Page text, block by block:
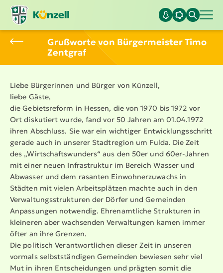
Grußworte von Bürger­meister Timo
Zentgraf
Liebe Bürgerinnen und Bürger von Künzell,
liebe Gäste,
die Gebiets­reform in Hessen, die von 1970 bis 1972 vor
Ort diskutiert wurde, fand vor 50 Jahren am 01.04.1972
ihren Abschluss. Sie war ein wichtiger Entwick­lungs­schritt
gerade auch in unserer Stadtregion um Fulda. Die Zeit
des „Wirtschafts­wunders“ aus den 50er und 60er-Jahren
mit einer neuen Infra­struktur im Bereich Wasser und
Abwasser und dem rasanten Einwoh­ner­zu­wachs in
Städten mit vielen Arbeits­plätzen machte auch in den
Verwal­tungs­struk­turen der Dörfer und Gemeinden
Anpassungen notwendig. Ehren­amt­liche Strukturen in
kleineren aber wachsenden Verwal­tungen kamen immer
öfter an ihre Grenzen.
Die politisch Verant­wort­lichen dieser Zeit in unseren
vormals selbst­stän­digen Gemeinden bewiesen sehr viel
Mut in ihren Entschei­dungen und prägten somit die